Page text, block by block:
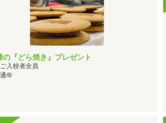
年06月 北海道・東北で女性の社会人に人気のラ
年06月 北海道・東北で男性の社会人に人気のラ
年06月 北海道・東北で社会人に人気のランキン
年05月 北海道・東北で社会人に人気のランキ
年03月 北海道・東北で女性のフリーターに人
年01月 北海道・東北で女性の高校生に人気の
の『どら焼き』プレゼント
入校者全員
年